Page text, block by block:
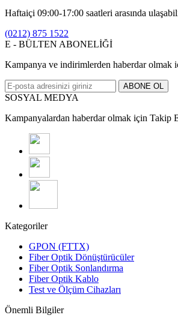
Haftaiçi 09:00-17:00 saatleri arasında
(0212) 875 1522
E - BÜLTEN ABONELİĞİ
Kampanya ve indirimlerden haberdar olmak
ABONE OL
SOSYAL MEDYA
Kampanyalardan haberdar olmak için Takip
Kategoriler
GPON (FTTX)
Fiber Optik Dönüştürücüler
Fiber Optik Sonlandırma
Fiber Optik Kablo
Test ve Ölçüm Cihazları
Önemli Bilgiler